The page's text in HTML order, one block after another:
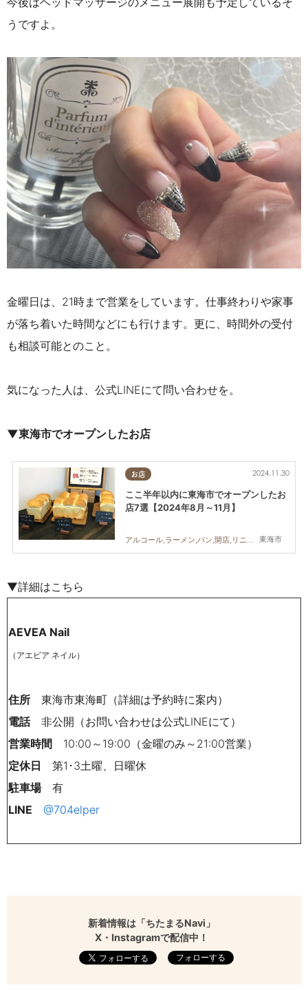
うですよ。
金曜日は、21時まで営業をしています。仕事終わりや家事
が落ち着いた時間などにも行けます。更に、時間外の受付
も相談可能とのこと。
気になった人は、公式LINEにて問い合わせを。
▼東海市でオープンしたお店
お店
東海市
2024.11.30
ここ半年以内に東海市でオープンしたお
店7選【2024年8月～11月】
▼詳細はこちら
AEVEA Nail
（アエビア ネイル）
住所 東海市東海町（詳細は予約時に案内）
電話非公開（お問い合わせは公式LINEにて）
営業時間 10:00～19:00（金曜のみ～21:00営業）
定休日 第1･3土曜、日曜休
駐車場有
LINE
@704elper
新着情報は「ちたまるNavi」
X・Instagramで配信中！
フォローする